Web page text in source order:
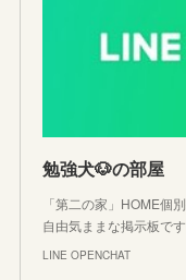
勉強犬🐶の部屋
「第二の家」HOME個
自由気ままな掲示板です
LINE OPENCHAT